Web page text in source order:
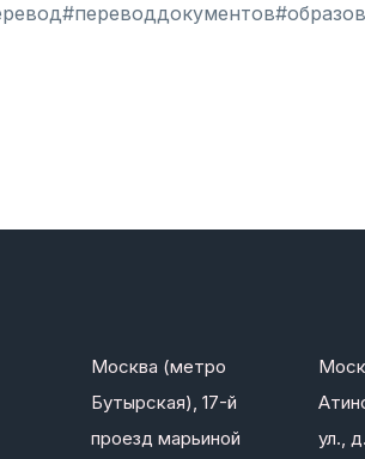
Москва (метро
Бутырская), 17-й
проезд марьиной
ул.,